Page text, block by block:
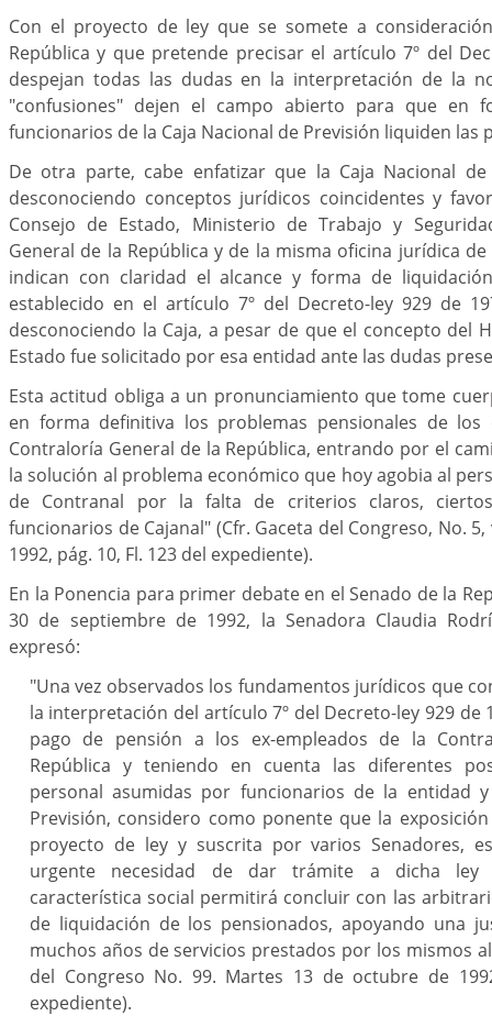
Con el proyecto de ley que se somete a
República y que pretende precisar el artículo 7º del
despejan todas las dudas en la interpretación de la
"confusiones" dejen el campo abierto para que en
funcionarios de la Caja Nacional de Previsión liquiden las
De otra parte, cabe enfatizar que la Caja Nacional
desconociendo conceptos jurídicos coincidentes y
Consejo de Estado, Ministerio de Trabajo y
General de la República y de la misma oficina jurídica
indican con claridad el alcance y forma de
establecido en el artículo 7º del Decreto-ley 929 de
desconociendo la Caja, a pesar de que el concepto del
Estado fue solicitado por esa entidad ante las dudas
Esta actitud obliga a un pronunciamiento que tome
en forma definitiva los problemas pensionales de los
Contraloría General de la República, entrando por el
la solución al problema económico que hoy agobia al
de Contranal por la falta de criterios claros,
funcionarios de Cajanal" (Cfr. Gaceta del Congreso, No.
1992, pág. 10, Fl. 123 del expediente).
En la Ponencia para primer debate en el Senado de la
30 de septiembre de 1992, la Senadora Claudia
expresó:
"Una vez observados los fundamentos jurídicos que
la interpretación del artículo 7º del Decreto-ley 929 de
pago de pensión a los ex-empleados de la
República y teniendo en cuenta las diferentes
personal asumidas por funcionarios de la entidad
Previsión, considero como ponente que la
proyecto de ley y suscrita por varios Senadores,
urgente necesidad de dar trámite a dicha ley
característica social permitirá concluir con las
de liquidación de los pensionados, apoyando una
muchos años de servicios prestados por los mismos
del Congreso No. 99. Martes 13 de octubre de
expediente).